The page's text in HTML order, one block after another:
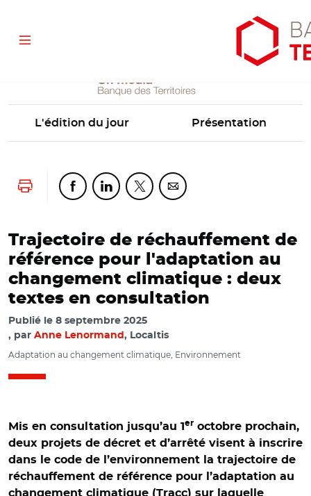
auaulesMenu
L'édition du jour Présentation
Lancer l'impressionPartager cette page sur Facebook
Partager cette page sur Linkedin
Partager cette page sur Twitter
Partager cette page sur
Trajectoire de réchauffement de
référence pour l'adaptation au
changement climatique : deux
textes en consultation
Publié le 8 septembre 2025
par Anne Lenormand , Localtis
Adaptation au changement climatique, Environnement
Mis en consultation jusqu’au 1 er octobre prochain,
deux projets de décret et d’arrêté visent à inscrire
dans le code de l’environnement la trajectoire de
réchauffement de référence pour l’adaptation au
changement climatique (Tracc) sur laquelle